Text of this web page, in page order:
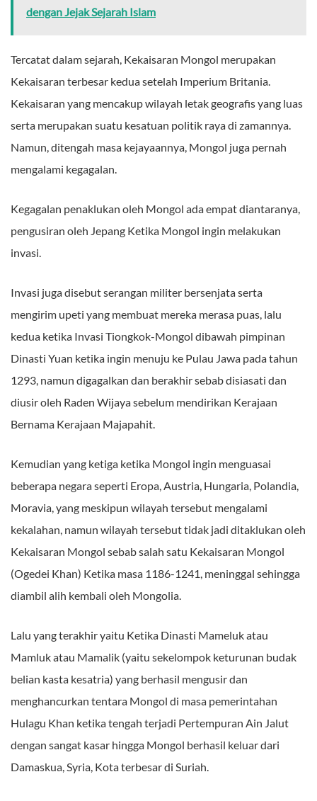
dengan Jejak Sejarah Islam
Tercatat dalam sejarah, Kekaisaran Mongol merupakan
Kekaisaran terbesar kedua setelah Imperium Britania.
Kekaisaran yang mencakup wilayah letak geografis yang luas
serta merupakan suatu kesatuan politik raya di zamannya.
Namun, ditengah masa kejayaannya, Mongol juga pernah
mengalami kegagalan.
Kegagalan penaklukan oleh Mongol ada empat diantaranya,
pengusiran oleh Jepang Ketika Mongol ingin melakukan
invasi.
Invasi juga disebut serangan militer bersenjata serta
mengirim upeti yang membuat mereka merasa puas, lalu
kedua ketika Invasi Tiongkok-Mongol dibawah pimpinan
Dinasti Yuan ketika ingin menuju ke Pulau Jawa pada tahun
1293, namun digagalkan dan berakhir sebab disiasati dan
diusir oleh Raden Wijaya sebelum mendirikan Kerajaan
Bernama Kerajaan Majapahit.
Kemudian yang ketiga ketika Mongol ingin menguasai
beberapa negara seperti Eropa, Austria, Hungaria, Polandia,
Moravia, yang meskipun wilayah tersebut mengalami
kekalahan, namun wilayah tersebut tidak jadi ditaklukan oleh
Kekaisaran Mongol sebab salah satu Kekaisaran Mongol
(Ogedei Khan) Ketika masa 1186-1241, meninggal sehingga
diambil alih kembali oleh Mongolia.
Lalu yang terakhir yaitu Ketika Dinasti Mameluk atau
Mamluk atau Mamalik (yaitu sekelompok keturunan budak
belian kasta kesatria) yang berhasil mengusir dan
menghancurkan tentara Mongol di masa pemerintahan
Hulagu Khan ketika tengah terjadi Pertempuran Ain Jalut
dengan sangat kasar hingga Mongol berhasil keluar dari
Damaskua, Syria, Kota terbesar di Suriah.